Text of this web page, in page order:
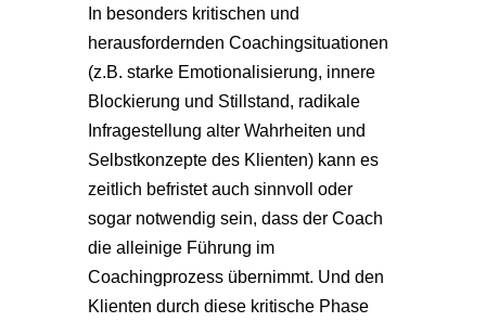
In besonders kritischen und
herausfordernden Coachingsituationen
(z.B. starke Emotionalisierung, innere
Blockierung und Stillstand, radikale
Infragestellung alter Wahrheiten und
Selbstkonzepte des Klienten) kann es
zeitlich befristet auch sinnvoll oder
sogar notwendig sein, dass der Coach
die alleinige Führung im
Coachingprozess übernimmt. Und den
Klienten durch diese kritische Phase